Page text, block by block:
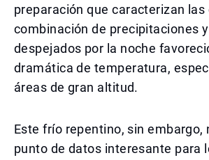
preparación que caracterizan las
combinación de precipitaciones
despejados por la noche
dramática de temperatura,
áreas de gran altitud.
Este frío repentino, sin embargo,
punto de datos interesante para